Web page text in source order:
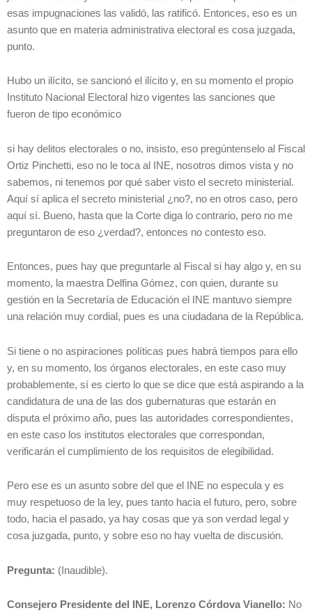
esas impugnaciones las validó, las ratificó. Entonces, eso es un
asunto que en materia administrativa electoral es cosa juzgada,
punto.
Hubo un ilícito, se sancionó el ilícito y, en su momento el propio
Instituto Nacional Electoral hizo vigentes las sanciones que
fueron de tipo económico
si hay delitos electorales o no, insisto, eso pregúntenselo al Fiscal
Ortiz Pinchetti, eso no le toca al INE, nosotros dimos vista y no
sabemos, ni tenemos por qué saber visto el secreto ministerial.
Aquí sí aplica el secreto ministerial ¿no?, no en otros caso, pero
aquí sí. Bueno, hasta que la Corte diga lo contrario, pero no me
preguntaron de eso ¿verdad?, entonces no contesto eso.
Entonces, pues hay que preguntarle al Fiscal si hay algo y, en su
momento, la maestra Delfina Gómez, con quien, durante su
gestión en la Secretaría de Educación el INE mantuvo siempre
una relación muy cordial, pues es una ciudadana de la República.
Si tiene o no aspiraciones políticas pues habrá tiempos para ello
y, en su momento, los órganos electorales, en este caso muy
probablemente, sí es cierto lo que se dice que está aspirando a la
candidatura de una de las dos gubernaturas que estarán en
disputa el próximo año, pues las autoridades correspondientes,
en este caso los institutos electorales que correspondan,
verificarán el cumplimiento de los requisitos de elegibilidad.
Pero ese es un asunto sobre del que el INE no especula y es
muy respetuoso de la ley, pues tanto hacia el futuro, pero, sobre
todo, hacia el pasado, ya hay cosas que ya son verdad legal y
cosa juzgada, punto, y sobre eso no hay vuelta de discusión.
Pregunta: (Inaudible).
Consejero Presidente del INE, Lorenzo Córdova Vianello: No